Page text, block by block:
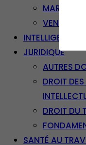
MARKETING
VENTE –
INTELLIGENCE
JURIDIQUE
AUTRES
DROIT
DROIT DU
SANTÉ AU